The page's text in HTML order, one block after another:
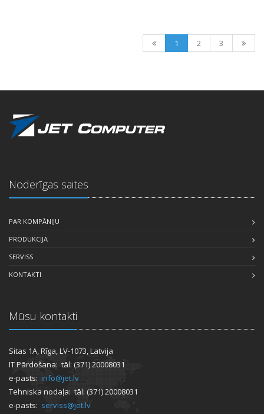
1 2 3
Noderīgas saites
PAR KOMPĀNIJU
PRODUKCIJA
SERVISS
KONTAKTI
Mūsu kontakti
Sitas 1A, Rīga, LV-1073, Latvija
IT Pārdošana: tāl: (371) 20008031
e-pasts: info@jet.lv
Tehniska nodaļa: tāl: (371) 20008031
e-pasts: serviss@jet.lv